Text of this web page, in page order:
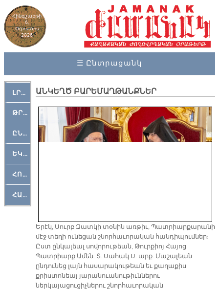
Հինգշաբթի
6,
Օգոստոս
2026
☰ Ընտրացանկ
ԼՐԱՀՈՍ
ԹՐՔԱՀԱՅ ԿԵԱՆՔ
ԸՆԿԵՐԱՄՇԱԿՈՒԹԱՅԻՆ
ԵԿԵՂԵՑԱԿԱՆ
ՀՈԳԵՄՏԱՒՈՐ
ՀԱՐԹԱԿ
ԱՆԿԵՂԾ ԲԱՐԵՄԱՂԹԱՆՔՆԵՐ
Երէկ, Սուրբ Զատկի տօնին առթիւ, Պատրիարքարանի
մէջ տեղի ունեցան շնորհաւորական հանդիպումներ։
Ըստ ընկալեալ սովորութեան, Թուրքիոյ Հայոց
Պատրիարք Ամեն. Տ. Սահակ Ս. արք. Մաշալեան
ընդունեց լայն հասարակութեան եւ քաղաքիս
քրիստոնեայ յարանուանութիւններու
ներկայացուցիչներու շնորհաւորական